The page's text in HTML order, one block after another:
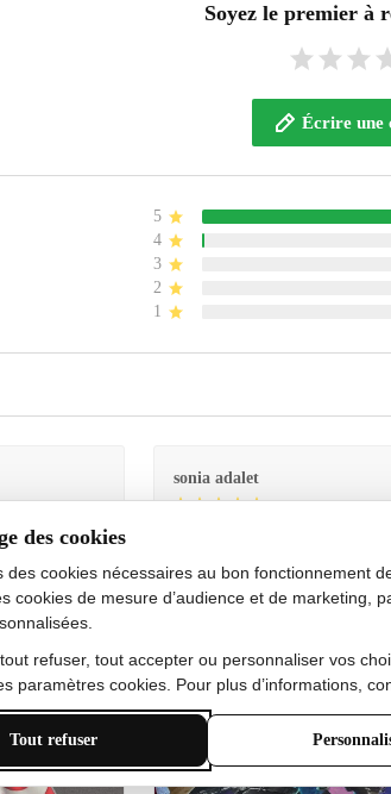
Soyez le premier à
Écrire une
5
4
3
2
1
rapide. Je
sonia adalet
bon état doux
des cookies
des cookies nécessaires au bon fonctionnement
cookies de mesure d’audience et de marketing,
refuser, tout accepter ou personnaliser vos
paramètres cookies. Pour plus d’informations,
Tout refuser